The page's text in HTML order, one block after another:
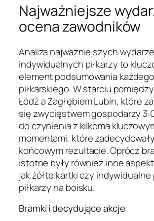
Najważniejsze
ocena zawodników
Analiza najważniejszych
indywidualnych piłkarzy to
element podsumowania
piłkarskiego. W starciu
Łódź a Zagłębiem Lubin, które
się zwycięstwem gospodarzy
do czynienia z kilkoma
momentami, które
końcowym rezultacie. Oprócz
istotne były również inne
jak żółte kartki czy
piłkarzy na boisku.
Bramki i decydujące akcje